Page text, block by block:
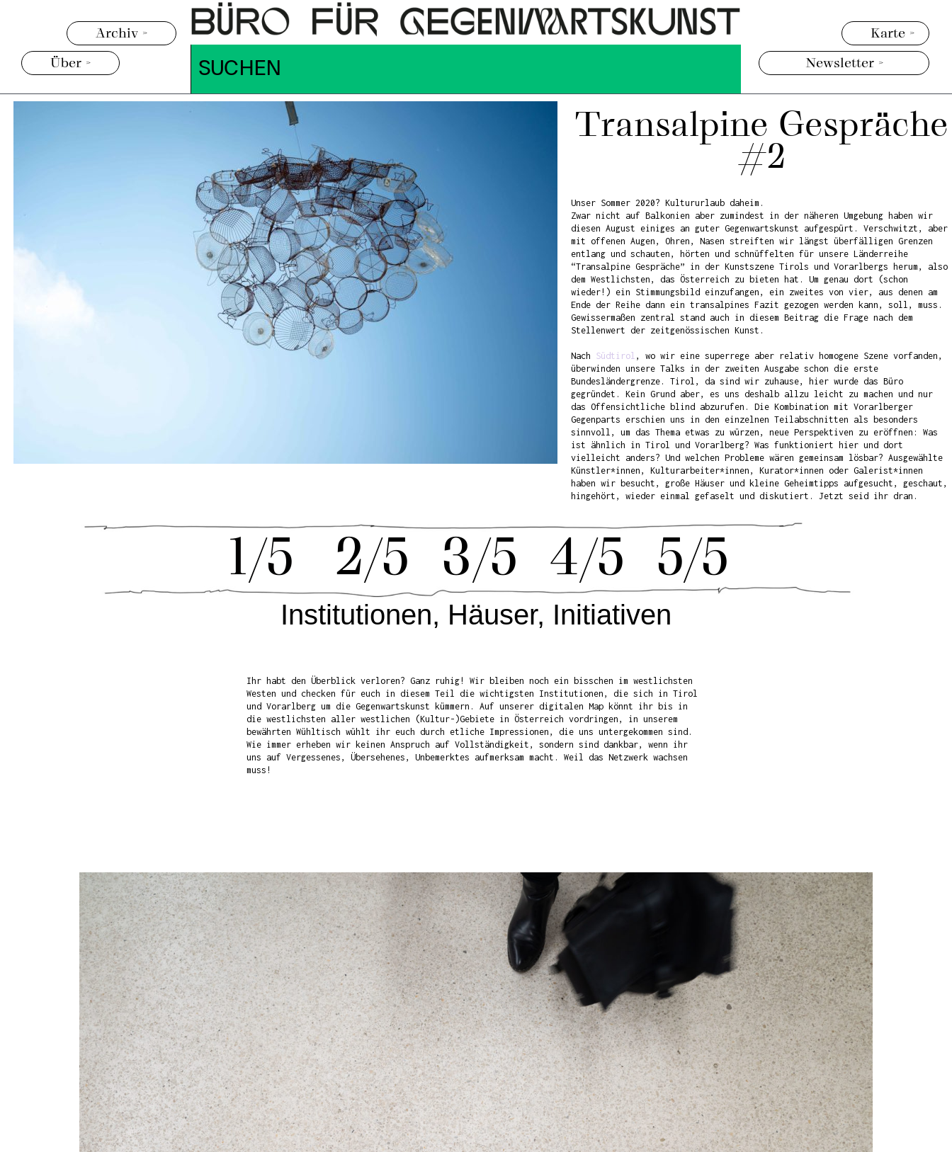
Archiv >
Über >
Karte >
Newsletter >
Transalpine Gespräche
#2
Unser Sommer 2020? Kultururlaub daheim.
Zwar nicht auf Balkonien aber zumindest in der näheren Umgebung haben wir
diesen August einiges an guter Gegenwartskunst aufgespürt. Verschwitzt, aber
mit offenen Augen, Ohren, Nasen streiften wir längst überfälligen Grenzen
entlang und schauten, hörten und schnüffelten für unsere Länderreihe
“Transalpine Gespräche” in der Kunstszene Tirols und Vorarlbergs herum, also
dem Westlichsten, das Österreich zu bieten hat. Um genau dort (schon
wieder!) ein Stimmungsbild einzufangen, ein zweites von vier, aus denen am
Ende der Reihe dann ein transalpines Fazit gezogen werden kann, soll, muss.
Gewissermaßen zentral stand auch in diesem Beitrag die Frage nach dem
Stellenwert der zeitgenössischen Kunst.
Nach Südtirol , wo wir eine superrege aber relativ homogene Szene vorfanden,
überwinden unsere Talks in der zweiten Ausgabe schon die erste
Bundesländergrenze. Tirol, da sind wir zuhause, hier wurde das Büro
gegründet. Kein Grund aber, es uns deshalb allzu leicht zu machen und nur
das Offensichtliche blind abzurufen. Die Kombination mit Vorarlberger
Gegenparts erschien uns in den einzelnen Teilabschnitten als besonders
sinnvoll, um das Thema etwas zu würzen, neue Perspektiven zu eröffnen: Was
ist ähnlich in Tirol und Vorarlberg? Was funktioniert hier und dort
vielleicht anders? Und welchen Probleme wären gemeinsam lösbar? Ausgewählte
Künstler*innen, Kulturarbeiter*innen, Kurator*innen oder Galerist*innen
haben wir besucht, große Häuser und kleine Geheimtipps aufgesucht, geschaut,
hingehört, wieder einmal gefaselt und diskutiert. Jetzt seid ihr dran.
1/5 2/5 3/5 4/5 5/5
Institutionen, Häuser, Initiativen
Ihr habt den Überblick verloren? Ganz ruhig! Wir bleiben noch ein bisschen im westlichsten
Westen und checken für euch in diesem Teil die wichtigsten Institutionen, die sich in Tirol
und Vorarlberg um die Gegenwartskunst kümmern. Auf unserer digitalen Map könnt ihr bis in
die westlichsten aller westlichen (Kultur-)Gebiete in Österreich vordringen, in unserem
bewährten Wühltisch wühlt ihr euch durch etliche Impressionen, die uns untergekommen sind.
Wie immer erheben wir keinen Anspruch auf Vollständigkeit, sondern sind dankbar, wenn ihr
uns auf Vergessenes, Übersehenes, Unbemerktes aufmerksam macht. Weil das Netzwerk wachsen
muss!